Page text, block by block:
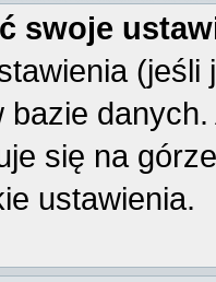
swoje
bazie
się na
ustawienia.